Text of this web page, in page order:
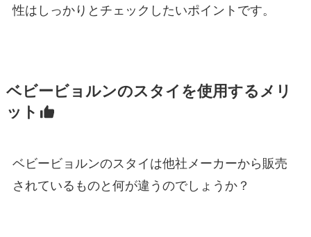
性はしっかりとチェックしたいポイントです。
ベビービョルンのスタイを使用するメリ
ット
ベビービョルンのスタイは他社メーカーから販売
されているものと何が違うのでしょうか？